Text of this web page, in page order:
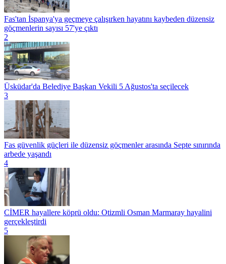
Fas'tan İspanya'ya geçmeye çalışırken hayatını kaybeden düzensiz
göçmenlerin sayısı 57'ye çıktı
2
Üsküdar'da Belediye Başkan Vekili 5 Ağustos'ta seçilecek
3
Fas güvenlik güçleri ile düzensiz göçmenler arasında Septe sınırında
arbede yaşandı
4
CİMER hayallere köprü oldu: Otizmli Osman Marmaray hayalini
gerçekleştirdi
5